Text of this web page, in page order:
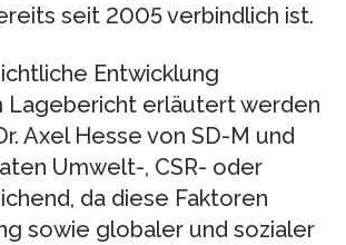
seit 2005 verbindlich ist.
Entwicklung
Lagebericht erläutert werden
Axel Hesse von SD-M und
Umwelt-, CSR- oder
da diese Faktoren
sowie globaler und sozialer